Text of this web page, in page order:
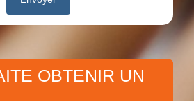
OBTENIR UN